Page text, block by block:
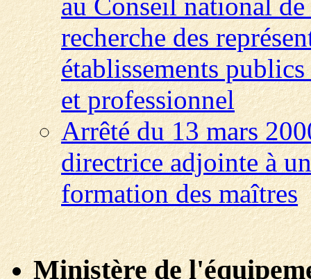
au Conseil national
recherche des
établissements
et professionnel
Arrêté du 13 mars
directrice adjointe à
formation des maîtres
Ministère de